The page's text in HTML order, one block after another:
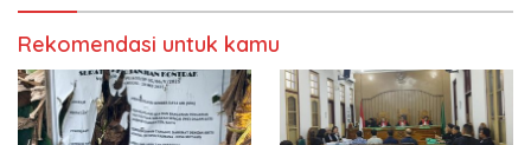
Rekomendasi untuk kamu